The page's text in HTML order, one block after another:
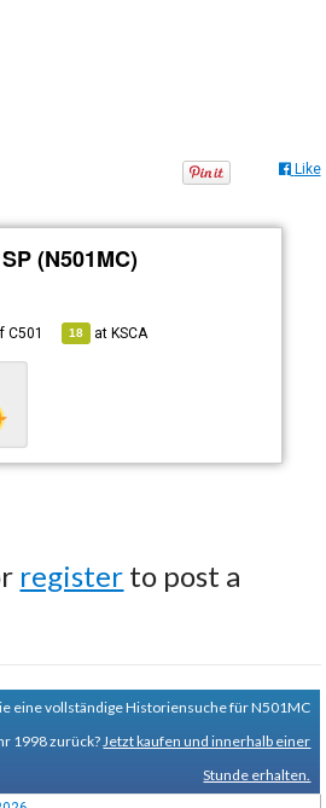
Like
(N501MC)
C501 18 atKSCA
register to post a
eine vollständige Historiensuche für N501MC
1998 zurück?Jetzt kaufen und innerhalb einer
Stunde erhalten.